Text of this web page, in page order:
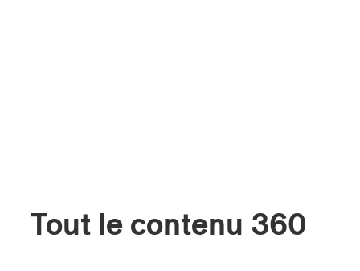
Tout le contenu 360